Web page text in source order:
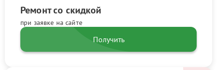
Ремонт со скидкой
при заявке на сайте
Получить